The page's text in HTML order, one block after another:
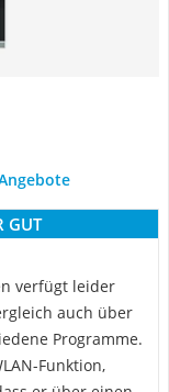
GUT
verfügt leider
auch über
Programme.
Funktion,